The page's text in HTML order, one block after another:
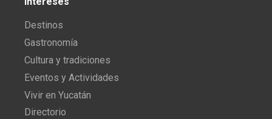
Destinos
Gastronomía
Cultura y tradiciones
Eventos y Actividades
Vivir en Yucatán
Directorio